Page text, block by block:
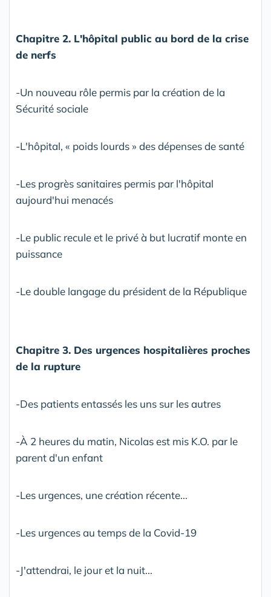
Chapitre 2. L'hôpital public au bord de la crise
de nerfs
-Un nouveau rôle permis par la création de la
Sécurité sociale
-L'hôpital, « poids lourds » des dépenses de santé
-Les progrès sanitaires permis par l'hôpital
aujourd'hui menacés
-Le public recule et le privé à but lucratif monte en
puissance
-Le double langage du président de la République
Chapitre 3. Des urgences hospitalières proches
de la rupture
-Des patients entassés les uns sur les autres
-À 2 heures du matin, Nicolas est mis K.O. par le
parent d'un enfant
-Les urgences, une création récente...
-Les urgences au temps de la Covid-19
-J'attendrai, le jour et la nuit...